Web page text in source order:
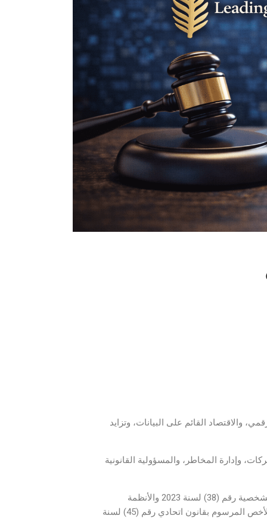
والاقتصاد القائم على البيانات، وتزايد
وإدارة المخاطر، والمسؤولية القانونية
وتأتي هذه الدراسة لتحليل الإطار القانوني لحماية البيانات الشخصية في الأردن وفق قانون حماية البيانات الشخصية رقم (38) لسنة 2023 والأنظمة
والتعليمات الصادرة بمقتضاه، مع مقارنة معمّقة بنظام حماية البيانات في دولة الإمارات العربية المتحدة، وبالأخص المرسوم بقانون اتحادي رقم (45) لسنة